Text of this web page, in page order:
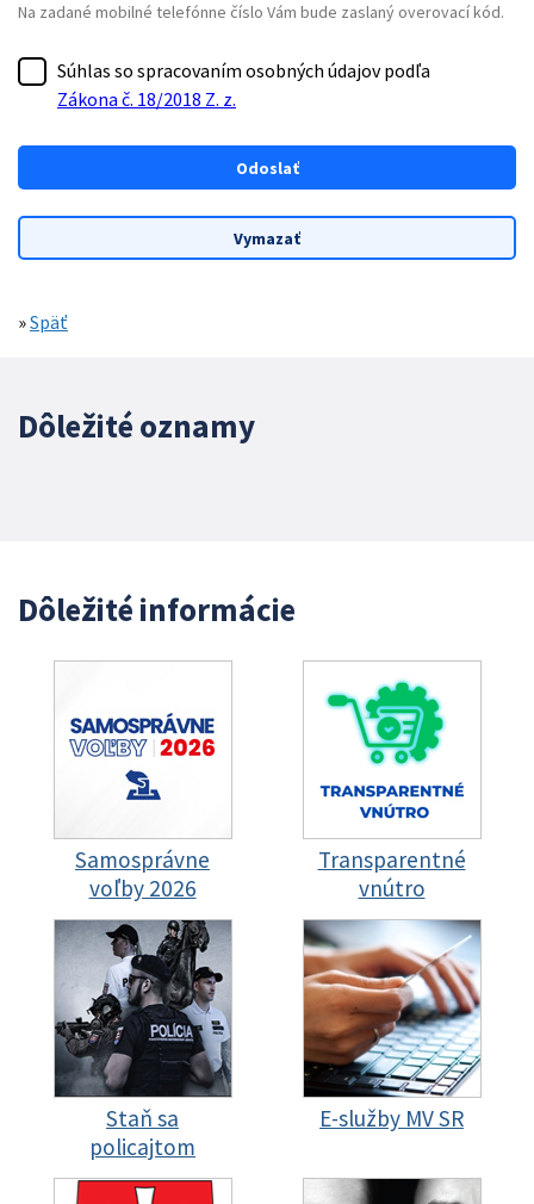
Na zadané mobilné telefónne číslo Vám bude zaslaný overovací kód.
Súhlas so spracovaním osobných údajov podľa
Zákona č. 18/2018 Z. z.
»Späť
Dôležité oznamy
Dôležité informácie
Samosprávne
voľby 2026
Transparentné
vnútro
Staň sa
policajtom
E-služby MV SR